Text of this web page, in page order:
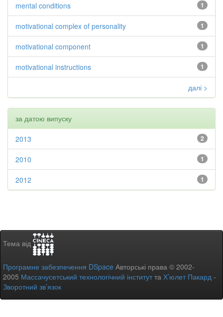
1
mental conditions
1
motivational complex of personality
1
motivational component
1
motivational instructions
далі >
за датою випуску
2
2013
1
2010
1
2012
Тема від
Програмне забезпечення DSpace Авторські права © 2002-
2005 Массачусетський технологічний інститутта Х’юлет Пакард -
Зворотний зв’язок